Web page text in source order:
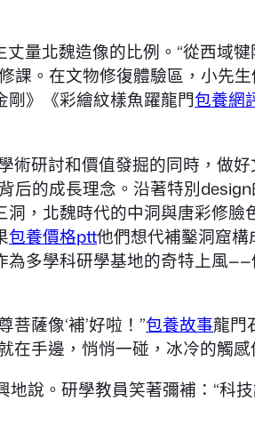
丈量北魏造像的比例。“從西域
。在文物修復體驗區，小先
》《彩繪紋樣魚躍龍門包養網
術研討和價值發掘的同時，做
后的成長理念。沿著特別
，北魏時代的中洞與唐彩修臉
包養價格ptt他們想代補鑿洞窟
多學科研學基地的奇特上風
菩薩像‘補’好啦！”包養故事龍門
在手邊，悄悄一碰，冰冷的觸感
地說。研學教員笑著彌補：“科